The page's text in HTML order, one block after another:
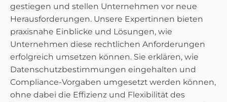
gestiegen und stellen Unternehmen vor neue
Herausforderungen. Unsere Expertinnen bieten
praxisnahe Einblicke und Lösungen, wie
Unternehmen diese rechtlichen Anforderungen
erfolgreich umsetzen können. Sie erklären, wie
Datenschutzbestimmungen eingehalten und
Compliance-Vorgaben umgesetzt werden können,
ohne dabei die Effizienz und Flexibilität des